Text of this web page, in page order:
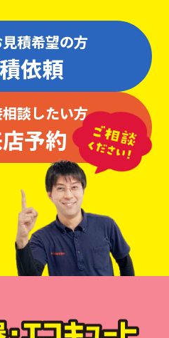
積希望の方
依頼
談したい方
予約